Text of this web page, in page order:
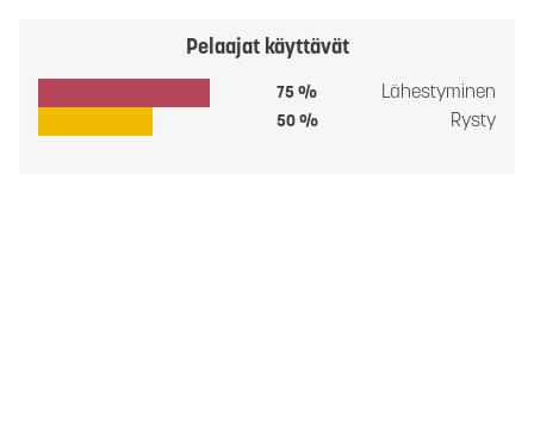
Pelaajat käyttävät
75 % Lähestyminen
50 % Rysty